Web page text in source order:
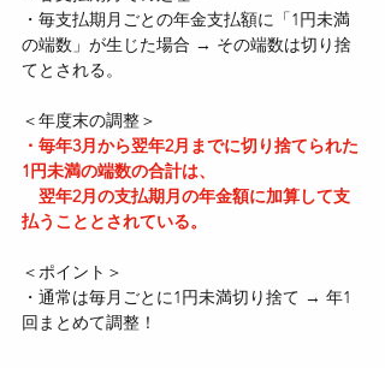
・毎支払期月ごとの年金支払額に「1円未満
の端数」が生じた場合 → その端数は切り捨
てとされる。
＜年度末の調整＞
・毎年3月から翌年2月までに切り捨てられた
1円未満の端数の合計は、
翌年2月の支払期月の年金額に加算して支
払うこととされている。
＜ポイント＞
・通常は毎月ごとに1円未満切り捨て → 年1
回まとめて調整！